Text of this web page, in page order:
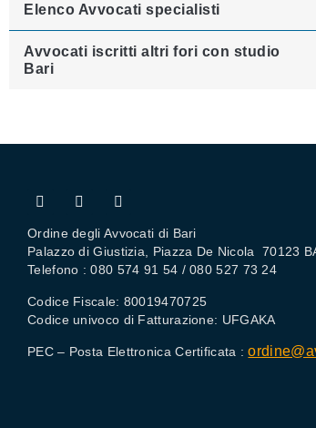
Elenco Avvocati specialisti
Avvocati iscritti altri fori con studio
Bari
Ordine degli Avvocati di Bari
Palazzo di Giustizia, Piazza De Nicola 70123
Telefono : 080 574 91 54 / 080 527 73 24
Codice Fiscale: 80019470725
Codice univoco di Fatturazione: UFGAKA
PEC – Posta Elettronica Certificata :